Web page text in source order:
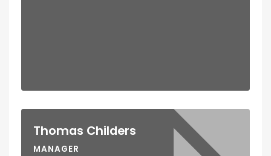
Thomas Childers
MANAGER